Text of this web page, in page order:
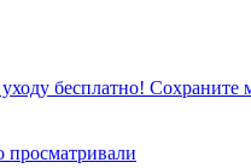
бесплатно! Сохраните
просматривали